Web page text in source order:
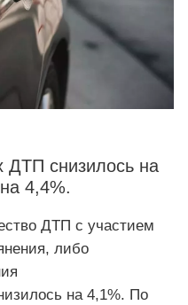
ДТП снизилось на
4,4%.
ДТП с участием
либо
на 4,1%. По